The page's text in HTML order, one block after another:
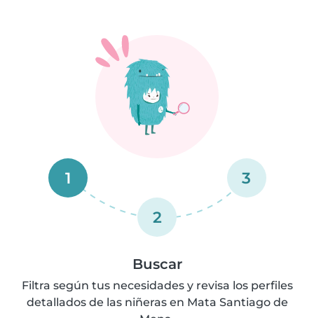
1
2
3
Buscar
Filtra según tus necesidades y revisa los perfiles
detallados de las niñeras en Mata Santiago de